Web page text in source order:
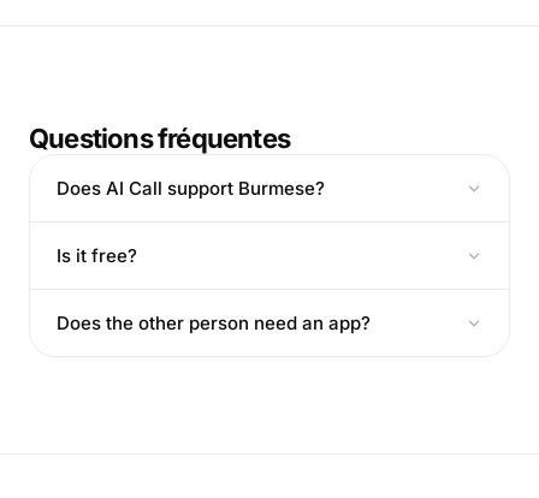
Questions fréquentes
Does AI Call support Burmese?
Is it free?
Does the other person need an app?